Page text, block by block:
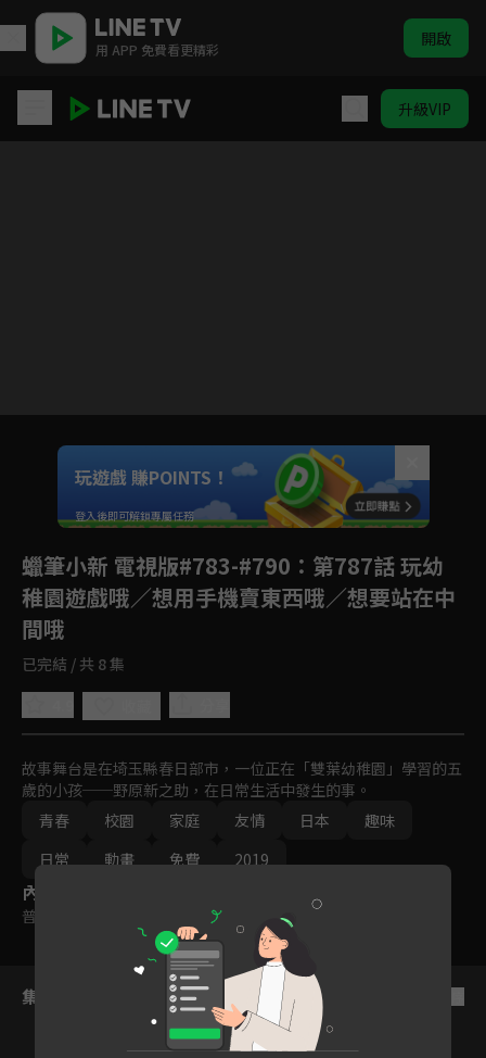
用 APP 免費看更精彩 開啟
升級VIP
Unmute
如有不便請見諒
玩遊戲 賺POINTS！
登入後即可解鎖專屬任務
蠟筆小新 電視版#783-#790 ：第787話 玩幼
稚園遊戲哦／想用手機賣東西哦／想要站在中
間哦
已完結 / 共 8 集
故事舞台是在埼玉縣春日部市，一位正在「雙葉幼稚園」學習的五
歲的小孩──野原新之助，在日常生活中發生的事。
青春
校園 家庭 友情 日本
趣味
日常
動畫 免費 2019
內容標籤
普遍級
集數列表